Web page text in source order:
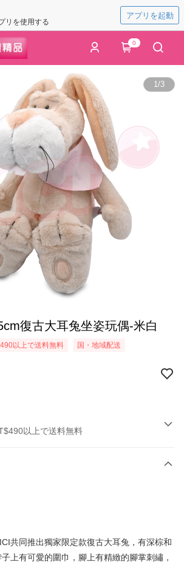
リを使用する
アプリを起動
0
1/3
復古大耳兔坐姿玩偶-米白
以上で送料無料 国・地域配送
以上で送料無料
い
共同推出獨家限定款復古大耳兔，有深棕和
上有可愛的圍巾，腳上有精緻的腳掌刺繡，